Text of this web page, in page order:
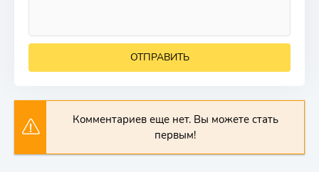
ОТПРАВИТЬ
Комментариев еще нет. Вы можете стать
первым!